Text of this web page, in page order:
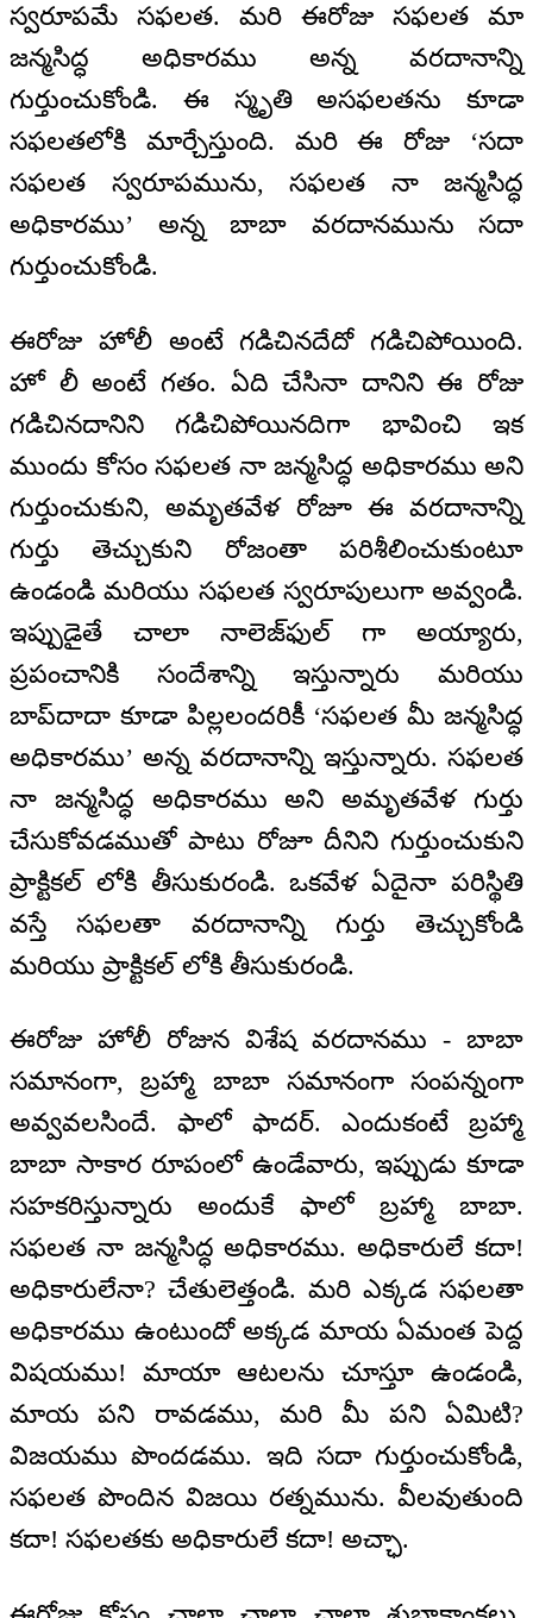
స్వరూపమే సఫలత. మరి ఈరోజు సఫలత మా
జన్మసిద్ధ అధికారము అన్న వరదానాన్ని
గుర్తుంచుకోండి. ఈ స్మృతి అసఫలతను కూడా
సఫలతలోకి మార్చేస్తుంది. మరి ఈ రోజు ‘సదా
సఫలత స్వరూపమును, సఫలత నా జన్మసిద్ధ
అధికారము’ అన్న బాబా వరదానమును సదా
గుర్తుంచుకోండి.
ఈరోజు హోలీ అంటే గడిచినదేదో గడిచిపోయింది.
హో లీ అంటే గతం. ఏది చేసినా దానిని ఈ రోజు
గడిచినదానిని గడిచిపోయినదిగా భావించి ఇక
ముందు కోసం సఫలత నా జన్మసిద్ధ అధికారము అని
గుర్తుంచుకుని, అమృతవేళ రోజూ ఈ వరదానాన్ని
గుర్తు తెచ్చుకుని రోజంతా పరిశీలించుకుంటూ
ఉండండి మరియు సఫలత స్వరూపులుగా అవ్వండి.
ఇప్పుడైతే చాలా నాలెజ్‍ఫుల్ గా అయ్యారు,
ప్రపంచానికి సందేశాన్ని ఇస్తున్నారు మరియు
బాప్‍దాదా కూడా పిల్లలందరికీ ‘సఫలత మీ జన్మసిద్ధ
అధికారము’ అన్న వరదానాన్ని ఇస్తున్నారు. సఫలత
నా జన్మసిద్ధ అధికారము అని అమృతవేళ గుర్తు
చేసుకోవడముతో పాటు రోజూ దీనిని గుర్తుంచుకుని
ప్రాక్టికల్ లోకి తీసుకురండి. ఒకవేళ ఏదైనా పరిస్థితి
వస్తే సఫలతా వరదానాన్ని గుర్తు తెచ్చుకోండి
మరియు ప్రాక్టికల్ లోకి తీసుకురండి.
ఈరోజు హోలీ రోజున విశేష వరదానము - బాబా
సమానంగా, బ్రహ్మా బాబా సమానంగా సంపన్నంగా
అవ్వవలసిందే. ఫాలో ఫాదర్. ఎందుకంటే బ్రహ్మా
బాబా సాకార రూపంలో ఉండేవారు, ఇప్పుడు కూడా
సహకరిస్తున్నారు అందుకే ఫాలో బ్రహ్మా బాబా.
సఫలత నా జన్మసిద్ధ అధికారము. అధికారులే కదా!
అధికారులేనా? చేతులెత్తండి. మరి ఎక్కడ సఫలతా
అధికారము ఉంటుందో అక్కడ మాయ ఏమంత పెద్ద
విషయము! మాయా ఆటలను చూస్తూ ఉండండి,
మాయ పని రావడము, మరి మీ పని ఏమిటి?
విజయము పొందడము. ఇది సదా గుర్తుంచుకోండి,
సఫలత పొందిన విజయి రత్నమును. వీలవుతుంది
కదా! సఫలతకు అధికారులే కదా! అచ్ఛా.